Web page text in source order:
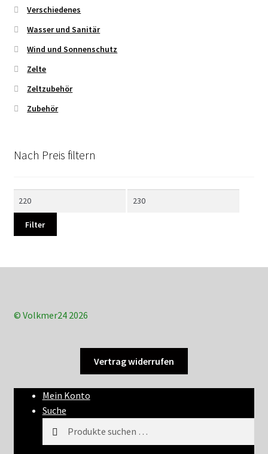
Verschiedenes
Wasser und Sanitär
Wind und Sonnenschutz
Zelte
Zeltzubehör
Zubehör
Nach Preis filtern
Filter
© Volkmer24 2026
Vertrag widerrufen
Mein Konto
Suche